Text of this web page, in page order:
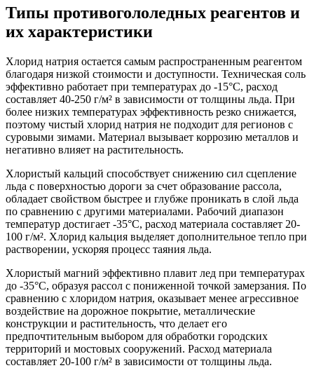
Типы противогололедных реагентов и
их характеристики
Хлорид натрия остается самым распространенным реагентом
благодаря низкой стоимости и доступности. Техническая соль
эффективно работает при температурах до -15°C, расход
составляет 40-250 г/м² в зависимости от толщины льда. При
более низких температурах эффективность резко снижается,
поэтому чистый хлорид натрия не подходит для регионов с
суровыми зимами. Материал вызывает коррозию металлов и
негативно влияет на растительность.
Хлористый кальций способствует снижению сил сцепление
льда с поверхностью дороги за счет образование рассола,
обладает свойством быстрее и глубже проникать в слой льда
по сравнению с другими материалами. Рабочий диапазон
температур достигает -35°C, расход материала составляет 20-
100 г/м². Хлорид кальция выделяет дополнительное тепло при
растворении, ускоряя процесс таяния льда.
Хлористый магний эффективно плавит лед при температурах
до -35°C, образуя рассол с пониженной точкой замерзания. По
сравнению с хлоридом натрия, оказывает менее агрессивное
воздействие на дорожное покрытие, металлические
конструкции и растительность, что делает его
предпочтительным выбором для обработки городских
территорий и мостовых сооружений. Расход материала
составляет 20-100 г/м² в зависимости от толщины льда.